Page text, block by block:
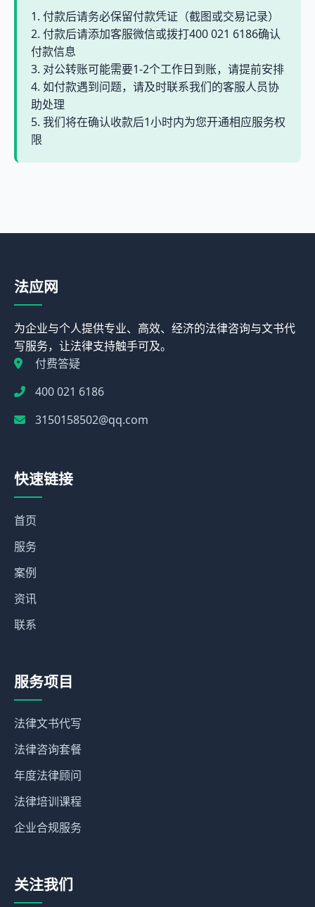
1. 付款后请务必保留付款凭证（截图或交易记录）
2. 付款后请添加客服微信或拨打400 021 6186确认
付款信息
3. 对公转账可能需要1-2个工作日到账，请提前安排
4. 如付款遇到问题，请及时联系我们的客服人员协
助处理
5. 我们将在确认收款后1小时内为您开通相应服务权
限
法应网
为企业与个人提供专业、高效、经济的法律咨询与文书代
写服务，让法律支持触手可及。
付费答疑
400 021 6186
3150158502@qq.com
快速链接
首页
服务
案例
资讯
联系
服务项目
法律文书代写
法律咨询套餐
年度法律顾问
法律培训课程
企业合规服务
关注我们